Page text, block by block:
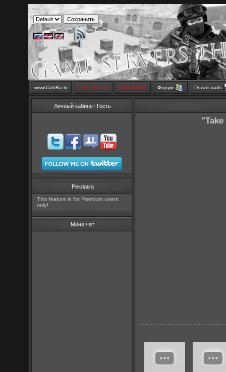
www.CobRa.lv LIVE Stream SMS SHOP Форум DownLoads
Личный кабинет Гость
Реклама
This feature is for Premium users
only!
Мини чат